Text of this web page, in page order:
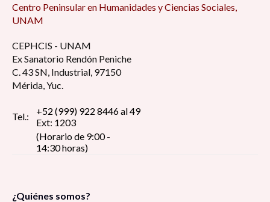
Centro Peninsular en Humanidades y Ciencias Sociales,
UNAM
CEPHCIS - UNAM
Ex Sanatorio Rendón Peniche
C. 43 SN, Industrial, 97150
Mérida, Yuc.
Tel.:
+52 (999) 922 8446 al 49
Ext: 1203
(Horario de 9:00 -
14:30 horas)
¿Quiénes somos?